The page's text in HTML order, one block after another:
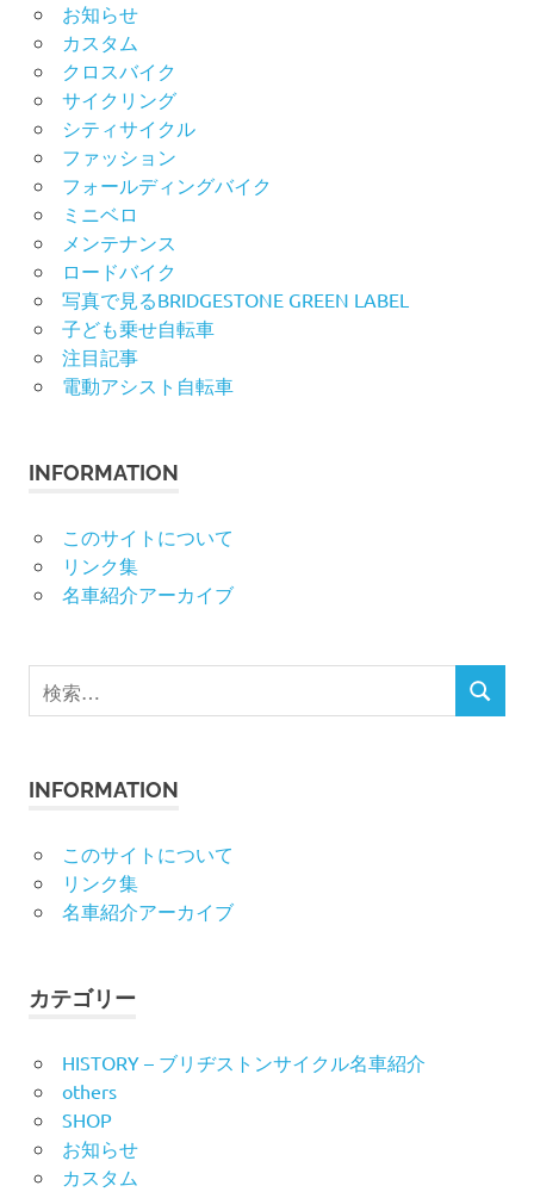
お知らせ
カスタム
クロスバイク
サイクリング
シティサイクル
ファッション
フォールディングバイク
ミニベロ
メンテナンス
ロードバイク
写真で見るBRIDGESTONE GREEN LABEL
子ども乗せ自転車
注目記事
電動アシスト自転車
INFORMATION
このサイトについて
リンク集
名車紹介アーカイブ
検
索
検
INFORMATION
このサイトについて
リンク集
名車紹介アーカイブ
カテゴリー
HISTORY – ブリヂストンサイクル名車紹介
others
SHOP
お知らせ
カスタム